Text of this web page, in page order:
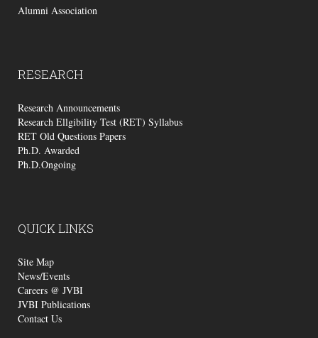
Alumni Association
RESEARCH
Research Announcements
Research Ellgibility Test (RET) Syllabus
RET Old Questions Papers
Ph.D. Awarded
Ph.D.Ongoing
QUICKLINKS
Site Map
News/Events
Careers @ JVBI
JVBI Publications
Contact Us